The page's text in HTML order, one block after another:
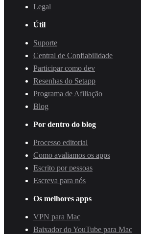
Legal
Útil
Suporte
Central de Confiabilidade
Participar como dev
Resenhas do Setapp
Programa de Afiliação
Blog
Por dentro do blog
Processo editorial
Como avaliamos os apps
Escrito por pessoas
Escreva para nós
Os melhores apps
VPN para Mac
Baixador do YouTube para Mac